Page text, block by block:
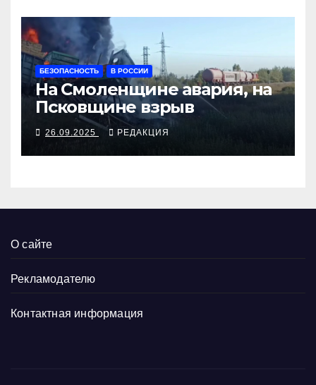
БЕЗОПАСНОСТЬ В РОССИИ
На Смоленщине авария, на
Псковщине взрыв
26.09.2025 РЕДАКЦИЯ
О сайте
Рекламодателю
Контактная информация